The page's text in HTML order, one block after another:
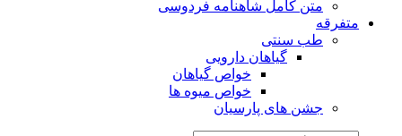
متن کامل شاهنامه فردوسی
متفرقه
طب سنتی
گیاهان دارویی
خواص گیاهان
خواص میوه ها
جشن های پارسیان